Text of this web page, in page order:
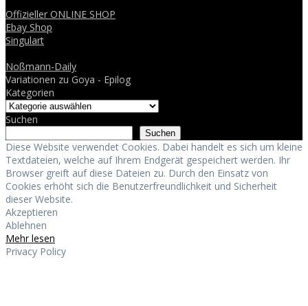
Offizieller ONLINE SHOP
Ebay Shop
Singulart
Noßmann-Daily
Variationen zu Goya - Epilog
Kategorien
Suchen
Suchen
Diese Website verwendet Cookies. Dabei handelt es sich um kleine
Textdateien, welche auf Ihrem Endgerät gespeichert werden. Ihr
Browser greift auf diese Dateien zu. Durch den Einsatz von
Cookies erhöht sich die Benutzerfreundlichkeit und Sicherheit
dieser Website.
Akzeptieren
Ablehnen
Mehr lesen
Privacy Policy